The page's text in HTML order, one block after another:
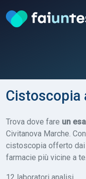
Cistoscopia
Trova dove fare un
Civitanova Marche.
cistoscopia offerto
farmacie più vicine a te.
12 laboratori analisi